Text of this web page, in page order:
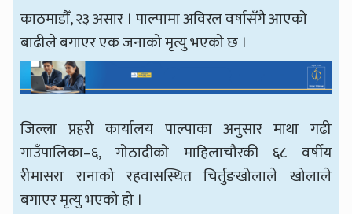
काठमाडौँ, २३ असार । पाल्पामा अविरल वर्षासँगै आएको
बाढीले बगाएर एक जनाको मृत्यु भएको छ ।
जिल्ला प्रहरी कार्यालय पाल्पाका अनुसार माथा गढी
गाउँपालिका–६, गोठादीको माहिलाचौरकी ६८ वर्षीय
रीमासरा रानाको रहवासस्थित चिर्तुङखोलाले खोलाले
बगाएर मृत्यु भएको हो ।